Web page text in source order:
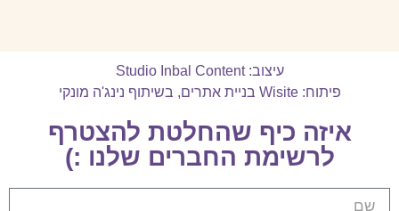
עיצוב: Studio Inbal Content
פיתוח: Wisite בניית אתרים
, בשיתוף נינג'ה מונקי
איזה כיף שהחלטת להצטרף
לרשימת החברים שלנו :)